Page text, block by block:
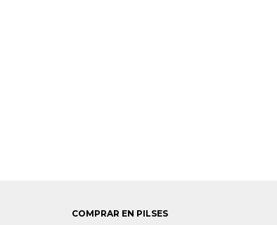
COMPRAR EN PILSES